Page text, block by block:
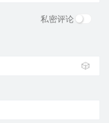
私密评论
🎲